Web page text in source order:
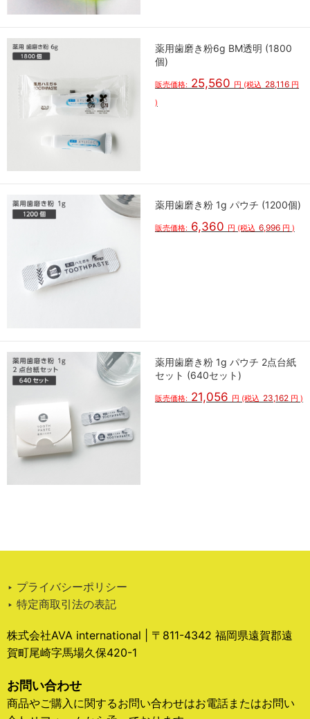
薬用歯磨き粉6g BM透明 (1800
個)
販売価格: 25,560 円 (税込 28,116 円
)
薬用歯磨き粉 1g パウチ (1200個)
販売価格: 6,360 円 (税込 6,996 円 )
薬用歯磨き粉 1g パウチ 2点台紙
セット (640セット)
販売価格: 21,056 円 (税込 23,162 円 )
‣ プライバシーポリシー
‣ 特定商取引法の表記
株式会社AVA international | 〒811-4342 福岡県遠賀郡遠
賀町尾崎字馬場久保420-1
お問い合わせ
商品やご購入に関するお問い合わせはお電話またはお問い